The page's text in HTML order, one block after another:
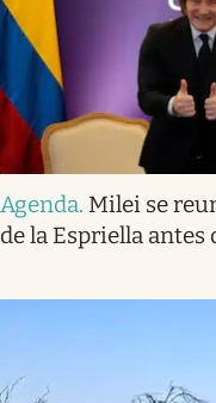
Agenda. Milei se
de la Espriella